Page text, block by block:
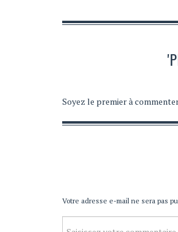
Soyez le premier à
Votre adresse e-mail ne sera pas